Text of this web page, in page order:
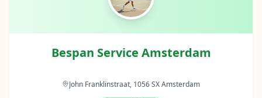
Bespan Service Amsterdam
John Franklinstraat, 1056 SX Amsterdam